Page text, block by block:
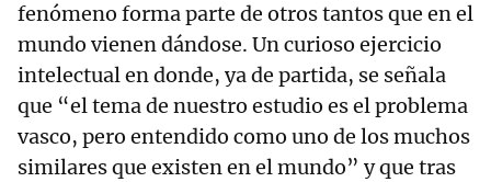
fenómeno forma parte de otros tantos que en el
mundo vienen dándose. Un curioso ejercicio
intelectual en donde, ya de partida, se señala
que “el tema de nuestro estudio es el problema
vasco, pero entendido como uno de los muchos
similares que existen en el mundo” y que tras